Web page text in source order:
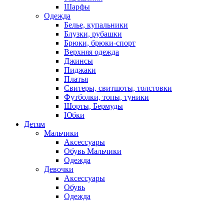
Шарфы
Одежда
Белье, купальники
Блузки, рубашки
Брюки, брюки-спорт
Верхняя одежда
Джинсы
Пиджаки
Платья
Свитеры, свитшоты, толстовки
Футболки, топы, туники
Шорты, Бермуды
Юбки
Детям
Мальчики
Аксессуары
Обувь Мальчики
Одежда
Девочки
Аксессуары
Обувь
Одежда